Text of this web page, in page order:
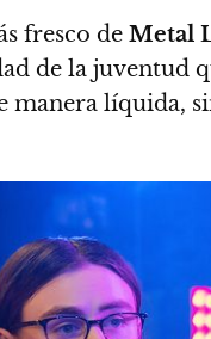
fresco de Metal
de la juventud
manera líquida,